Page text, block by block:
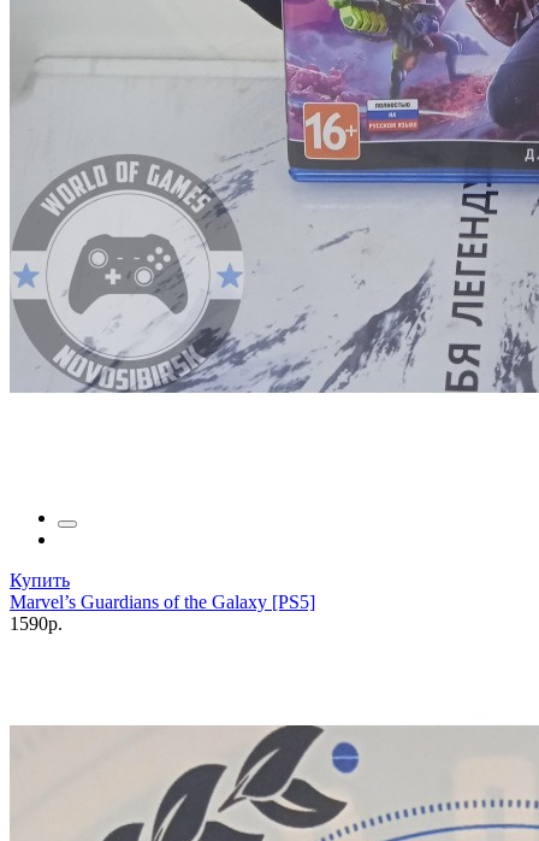
Купить
Marvel’s Guardians of the Galaxy [PS5]
1590р.